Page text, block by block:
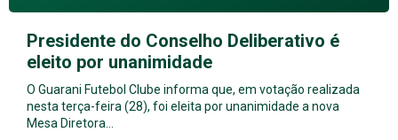
Presidente do Conselho Deliberativo é
eleito por unanimidade
O Guarani Futebol Clube informa que, em votação realizada
nesta terça-feira (28), foi eleita por unanimidade a nova
Mesa Diretora…